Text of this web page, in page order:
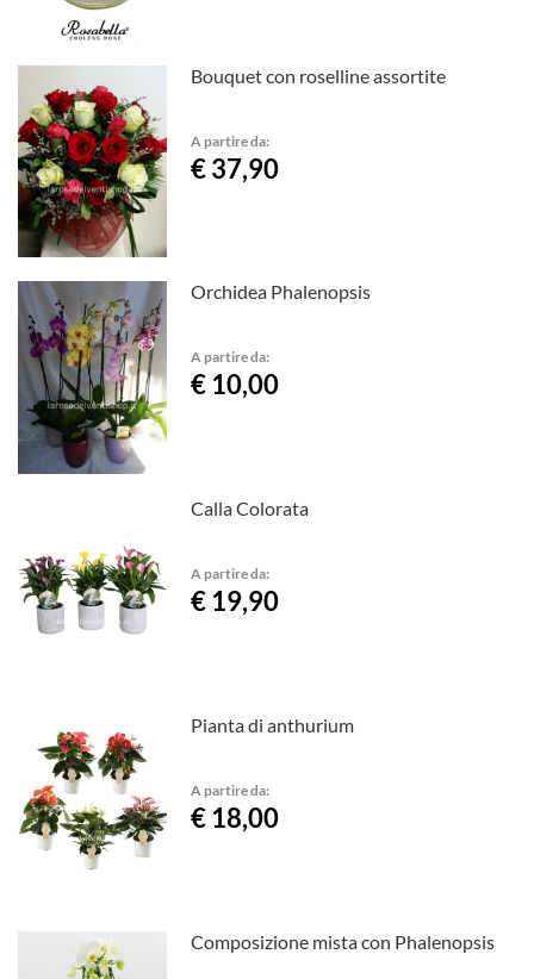
Bouquet con roselline assortite
A partire da:
€ 37,90
Orchidea Phalenopsis
A partire da:
€ 10,00
Calla Colorata
A partire da:
€ 19,90
Pianta di anthurium
A partire da:
€ 18,00
Composizione mista con Phalenopsis